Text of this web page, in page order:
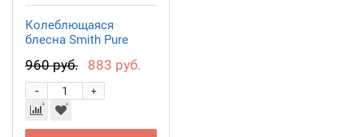
Колеблющаяся
блесна Smith Pure
960 руб. 883 руб.
+
-